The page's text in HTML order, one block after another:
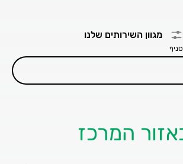
מגוון השירותים שלנו
המרכז